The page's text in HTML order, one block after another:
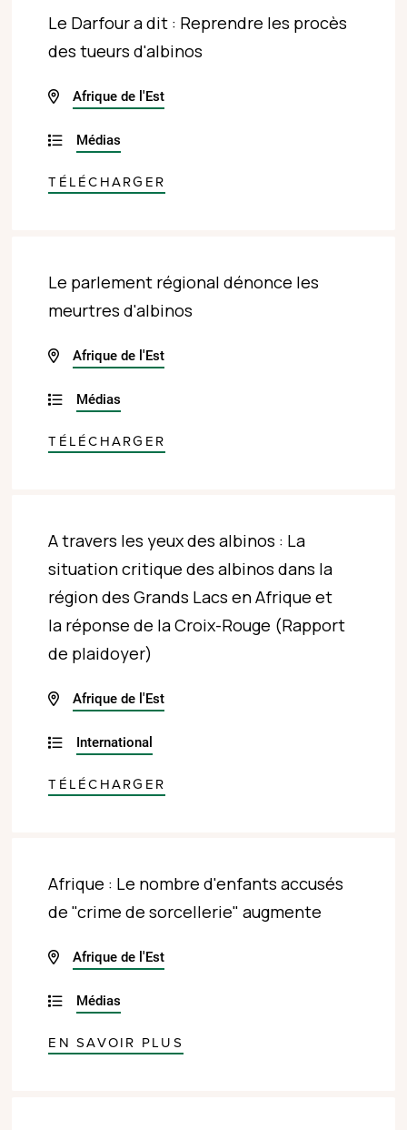
Le Darfour a dit : Reprendre les procès
des tueurs d'albinos
Afrique de l'Est
Médias
TÉLÉCHARGER
Le parlement régional dénonce les
meurtres d'albinos
Afrique de l'Est
Médias
TÉLÉCHARGER
A travers les yeux des albinos : La
situation critique des albinos dans la
région des Grands Lacs en Afrique et
la réponse de la Croix-Rouge (Rapport
de plaidoyer)
Afrique de l'Est
International
TÉLÉCHARGER
Afrique : Le nombre d'enfants accusés
de "crime de sorcellerie" augmente
Afrique de l'Est
Médias
EN SAVOIR PLUS